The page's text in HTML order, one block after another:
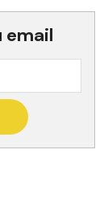
email